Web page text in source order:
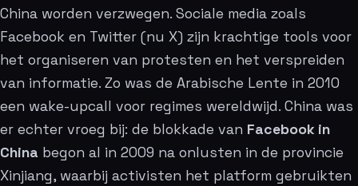
China worden verzwegen. Sociale media zoals
Facebook en Twitter (nu X) zijn krachtige tools voor
het organiseren van protesten en het verspreiden
van informatie. Zo was de Arabische Lente in 2010
een wake-upcall voor regimes wereldwijd. China was
er echter vroeg bij: de blokkade van Facebook in
China begon al in 2009 na onlusten in de provincie
Xinjiang, waarbij activisten het platform gebruikten